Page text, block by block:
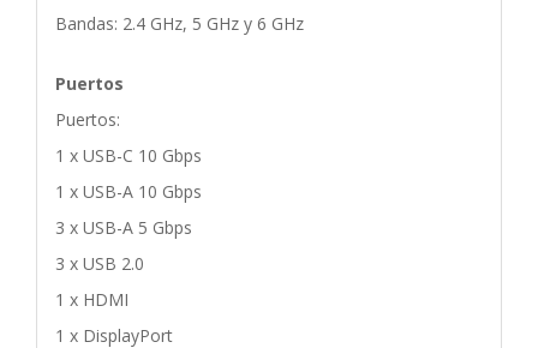
Bandas: 2.4 GHz, 5 GHz y 6 GHz
Puertos
Puertos:
1 x USB-C 10 Gbps
1 x USB-A 10 Gbps
3 x USB-A 5 Gbps
3 x USB 2.0
1 x HDMI
1 x DisplayPort